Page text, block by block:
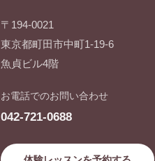
〒194-0021
東京都町田市中町1-19-6
魚貞ビル4階
お電話でのお問い合わせ
042-721-0688